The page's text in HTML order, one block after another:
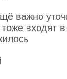
важно
входят